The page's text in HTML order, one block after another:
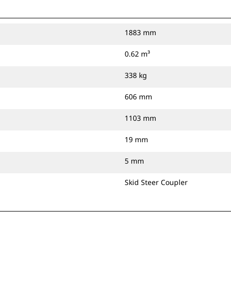
1883 mm
0.62 m³
338 kg
606 mm
1103 mm
19 mm
5 mm
Skid Steer Coupler